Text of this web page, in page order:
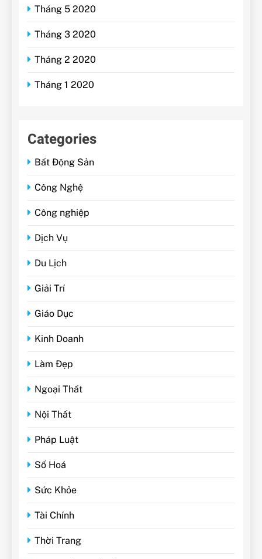
Tháng 5 2020
Tháng 3 2020
Tháng 2 2020
Tháng 1 2020
Categories
Bất Động Sản
Công Nghệ
Công nghiệp
Dịch Vụ
Du Lịch
Giải Trí
Giáo Dục
Kinh Doanh
Làm Đẹp
Ngoại Thất
Nội Thất
Pháp Luật
Số Hoá
Sức Khỏe
Tài Chính
Thời Trang